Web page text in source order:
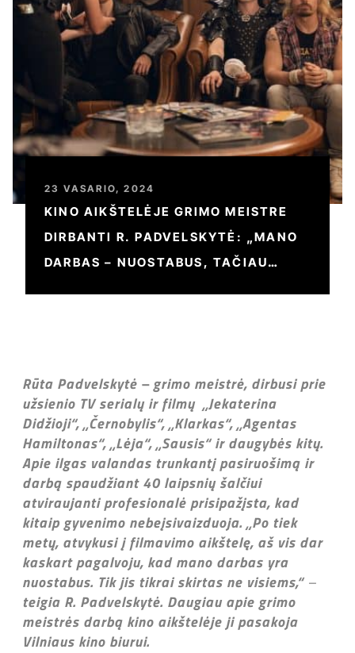
23 VASARIO, 2024
KINO AIKŠTELĖJE GRIMO MEISTRE
DIRBANTI R. PADVELSKYTĖ: „MANO
DARBAS – NUOSTABUS, TAČIAU
Rūta Padvelskytė – grimo meistrė, dirbusi prie
užsienio TV serialų ir filmų „Jekaterina
Didžioji“, „Černobylis“, „Klarkas“, „Agentas
Hamiltonas“, „Lėja“, „Sausis“ ir daugybės kitų.
Apie ilgas valandas trunkantį pasiruošimą ir
darbą spaudžiant 40 laipsnių šalčiui
atviraujanti profesionalė prisipažįsta, kad
kitaip gyvenimo nebeįsivaizduoja. „Po tiek
metų, atvykusi į filmavimo aikštelę, aš vis dar
kaskart pagalvoju, kad mano darbas yra
nuostabus. Tik jis tikrai skirtas ne visiems,“ –
teigia R. Padvelskytė. Daugiau apie grimo
meistrės darbą kino aikštelėje ji pasakoja
Vilniaus kino biurui.